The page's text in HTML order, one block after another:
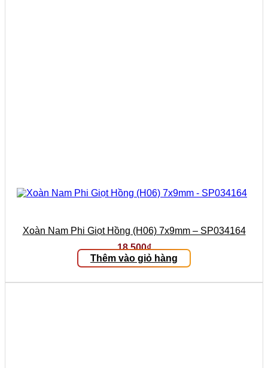
Xoàn Nam Phi Giọt Hồng (H06) 7x9mm – SP034164
18.500₫
Thêm vào giỏ hàng